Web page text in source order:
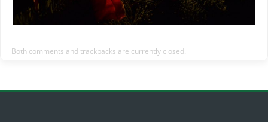
Both comments and trackbacks are currently closed.